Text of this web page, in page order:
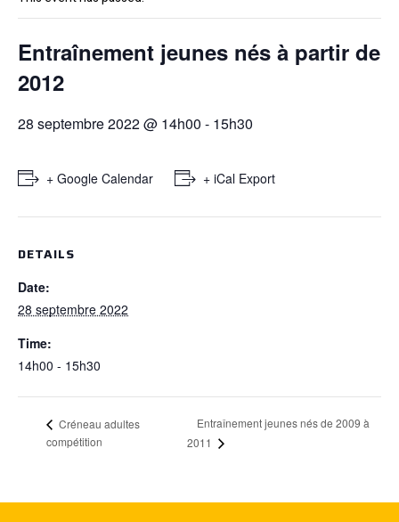
Entraînement jeunes nés à partir de
2012
28 septembre 2022 @ 14h00 - 15h30
+ Google Calendar + iCal Export
DETAILS
Date:
28 septembre 2022
Time:
14h00 - 15h30
Créneau adultes
compétition
Entraînement jeunes nés de 2009 à
2011